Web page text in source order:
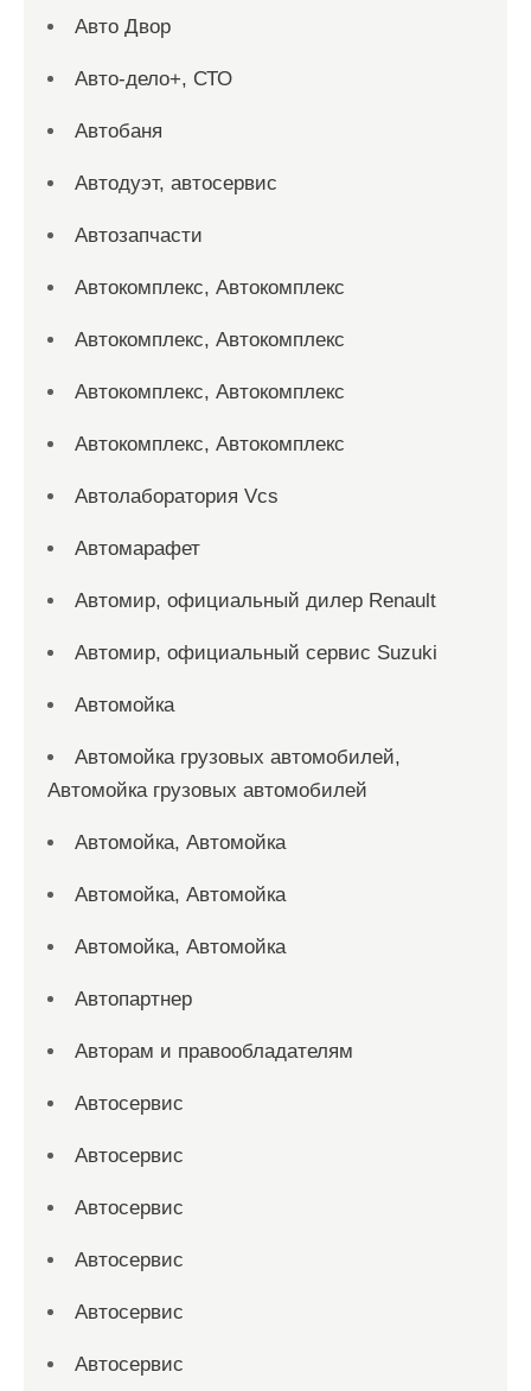
Авто Двор
Авто-дело+, СТО
Автобаня
Автодуэт, автосервис
Автозапчасти
Автокомплекс, Автокомплекс
Автокомплекс, Автокомплекс
Автокомплекс, Автокомплекс
Автокомплекс, Автокомплекс
Автолаборатория Vcs
Автомарафет
Автомир, официальный дилер Renault
Автомир, официальный сервис Suzuki
Автомойка
Автомойка грузовых автомобилей,
Автомойка грузовых автомобилей
Автомойка, Автомойка
Автомойка, Автомойка
Автомойка, Автомойка
Автопартнер
Авторам и правообладателям
Автосервис
Автосервис
Автосервис
Автосервис
Автосервис
Автосервис